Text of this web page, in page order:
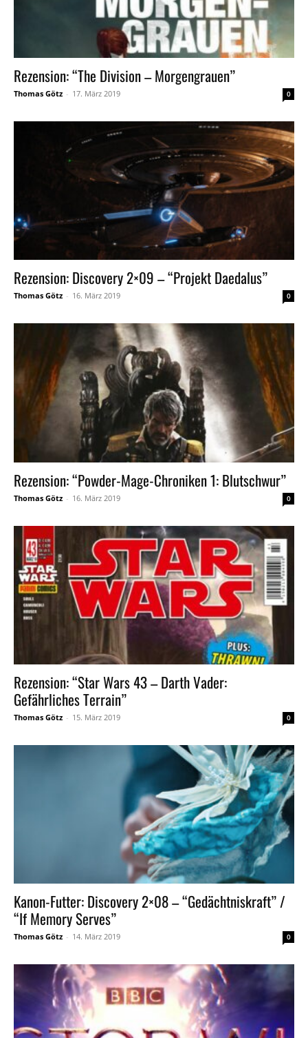
Rezension: “The Division – Morgengrauen”
Thomas Götz - 17. März 2019 0
Rezension: Discovery 2×09 – “Projekt Daedalus”
Thomas Götz - 16. März 2019 0
Rezension: “Powder-Mage-Chroniken 1: Blutschwur”
Thomas Götz - 16. März 2019 0
Rezension: “Star Wars 43 – Darth Vader:
Gefährliches Terrain”
Thomas Götz - 15. März 2019 0
Kanon-Futter: Discovery 2×08 – “Gedächtniskraft” /
“If Memory Serves”
Thomas Götz - 14. März 2019 0